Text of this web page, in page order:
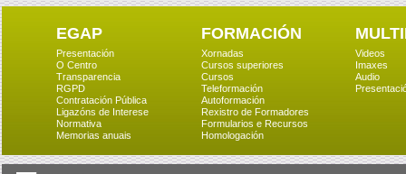
EGAP
Presentación
O Centro
Transparencia
RGPD
Contratación Pública
Ligazóns de Interese
Normativa
Memorias anuais
FORMACIÓN
Xornadas
Cursos superiores
Cursos
Teleformación
Autoformación
Rexistro de Formadores
Formularios e Recursos
Homologación
Videos
Imaxes
Audio